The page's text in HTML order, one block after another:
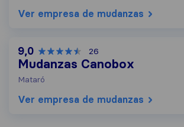
Ver empresa de mudanzas
9,0 26
Mudanzas Canobox
Mataró
Ver empresa de mudanzas